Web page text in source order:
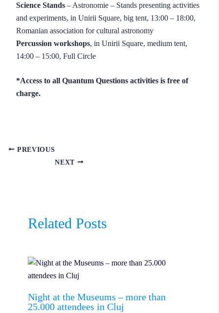
Science Stands– Astronomie – Stands presenting activities
and experiments, in Unirii Square, big tent, 13:00 – 18:00,
Romanian association for cultural astronomy
Percussion workshops, in Unirii Square, medium tent,
14:00 – 15:00, Full Circle
*Access to all Quantum Questions activities is free of
charge.
PREVIOUS
NEXT
Related Posts
Night at the Museums – more than
25.000 attendees in Cluj